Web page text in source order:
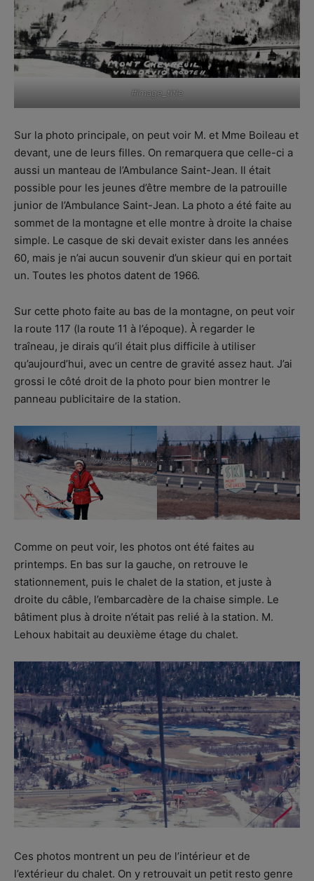
#image_title
Sur la photo principale, on peut voir M. et Mme Boileau et
devant, une de leurs filles. On remarquera que celle-ci a
aussi un manteau de l’Ambulance Saint-Jean. Il était
possible pour les jeunes d’être membre de la patrouille
junior de l’Ambulance Saint-Jean. La photo a été faite au
sommet de la montagne et elle montre à droite la chaise
simple. Le casque de ski devait exister dans les années
60, mais je n’ai aucun souvenir d’un skieur qui en portait
un. Toutes les photos datent de 1966.
Sur cette photo faite au bas de la montagne, on peut voir
la route 117 (la route 11 à l’époque). À regarder le
traîneau, je dirais qu’il était plus difficile à utiliser
qu’aujourd’hui, avec un centre de gravité assez haut. J’ai
grossi le côté droit de la photo pour bien montrer le
panneau publicitaire de la station.
Comme on peut voir, les photos ont été faites au
printemps. En bas sur la gauche, on retrouve le
stationnement, puis le chalet de la station, et juste à
droite du câble, l’embarcadère de la chaise simple. Le
bâtiment plus à droite n’était pas relié à la station. M.
Lehoux habitait au deuxième étage du chalet.
Ces photos montrent un peu de l’intérieur et de
l’extérieur du chalet. On y retrouvait un petit resto genre